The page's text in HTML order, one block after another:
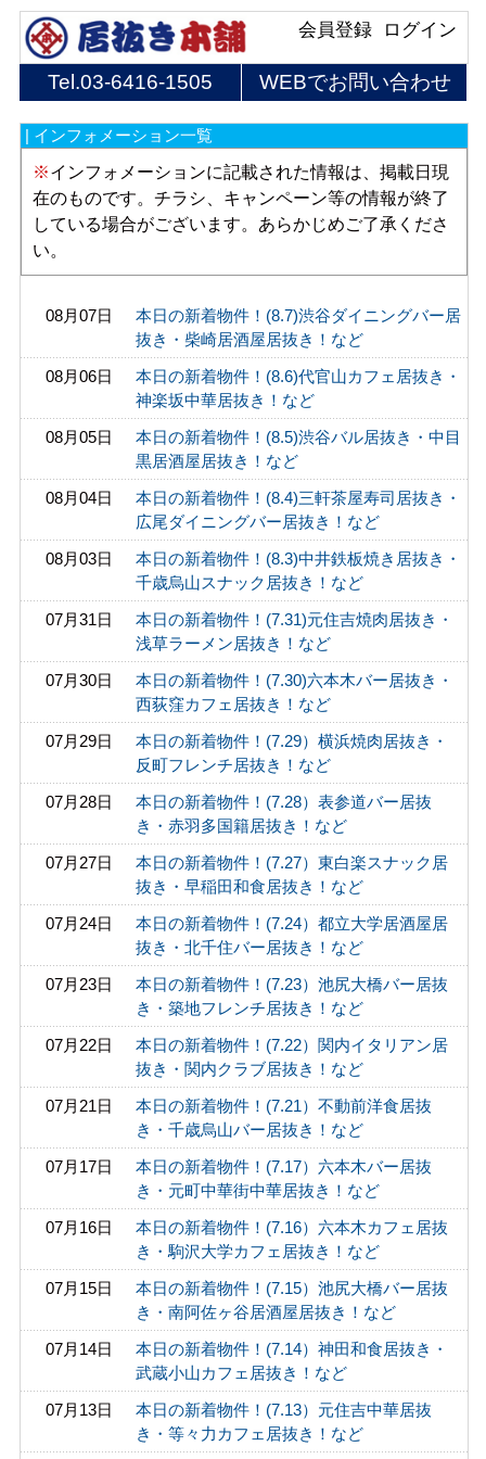
ログイン
会員登録
Tel.03-6416-1505 WEBでお問い合わせ
| インフォメーション一覧
※インフォメーションに記載された情報は、掲載日現
在のものです。チラシ、キャンペーン等の情報が終了
している場合がございます。あらかじめご了承くださ
い。
08月07日
本日の新着物件！(8.7)渋谷ダイニングバー居
抜き・柴崎居酒屋居抜き！など
08月06日
本日の新着物件！(8.6)代官山カフェ居抜き・
神楽坂中華居抜き！など
08月05日
本日の新着物件！(8.5)渋谷バル居抜き・中目
黒居酒屋居抜き！など
08月04日
本日の新着物件！(8.4)三軒茶屋寿司居抜き・
広尾ダイニングバー居抜き！など
08月03日
本日の新着物件！(8.3)中井鉄板焼き居抜き・
千歳烏山スナック居抜き！など
07月31日
本日の新着物件！(7.31)元住吉焼肉居抜き・
浅草ラーメン居抜き！など
07月30日
本日の新着物件！(7.30)六本木バー居抜き・
西荻窪カフェ居抜き！など
07月29日
本日の新着物件！(7.29）横浜焼肉居抜き・
反町フレンチ居抜き！など
07月28日
本日の新着物件！(7.28）表参道バー居抜
き・赤羽多国籍居抜き！など
07月27日
本日の新着物件！(7.27）東白楽スナック居
抜き・早稲田和食居抜き！など
07月24日
本日の新着物件！(7.24）都立大学居酒屋居
抜き・北千住バー居抜き！など
07月23日
本日の新着物件！(7.23）池尻大橋バー居抜
き・築地フレンチ居抜き！など
07月22日
本日の新着物件！(7.22）関内イタリアン居
抜き・関内クラブ居抜き！など
07月21日
本日の新着物件！(7.21）不動前洋食居抜
き・千歳烏山バー居抜き！など
07月17日
本日の新着物件！(7.17）六本木バー居抜
き・元町中華街中華居抜き！など
07月16日
本日の新着物件！(7.16）六本木カフェ居抜
き・駒沢大学カフェ居抜き！など
07月15日
本日の新着物件！(7.15）池尻大橋バー居抜
き・南阿佐ヶ谷居酒屋居抜き！など
07月14日
本日の新着物件！(7.14）神田和食居抜き・
武蔵小山カフェ居抜き！など
07月13日
本日の新着物件！(7.13）元住吉中華居抜
き・等々力カフェ居抜き！など